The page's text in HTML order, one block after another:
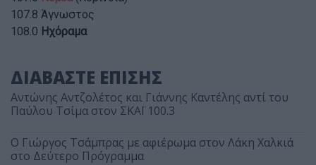
107.8 Άγνωστος
108.0 Ηχόραμα
ΔΙΑΒΑΣΤΕ ΕΠΙΣΗΣ
Αντώνης Αντζολέτος και Γιάννης Καντέλης αντί του
Παύλου Τσίμα στον ΣΚΑΪ 100.3
O Γιώργος Τσάμπρας με αφιέρωμα στον Λάκη Χαλκιά
στο Δεύτερο Πρόγραμμα